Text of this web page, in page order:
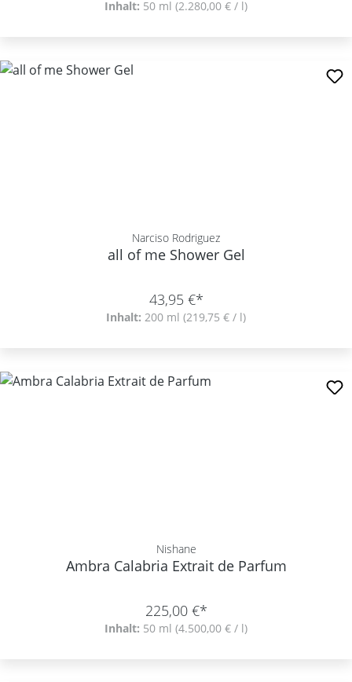
Inhalt: 50 ml (2.280,00 € / l)
Narciso Rodriguez
all of me Shower Gel
43,95 €*
Inhalt: 200 ml (219,75 € / l)
Nishane
Ambra Calabria Extrait de Parfum
225,00 €*
Inhalt: 50 ml (4.500,00 € / l)